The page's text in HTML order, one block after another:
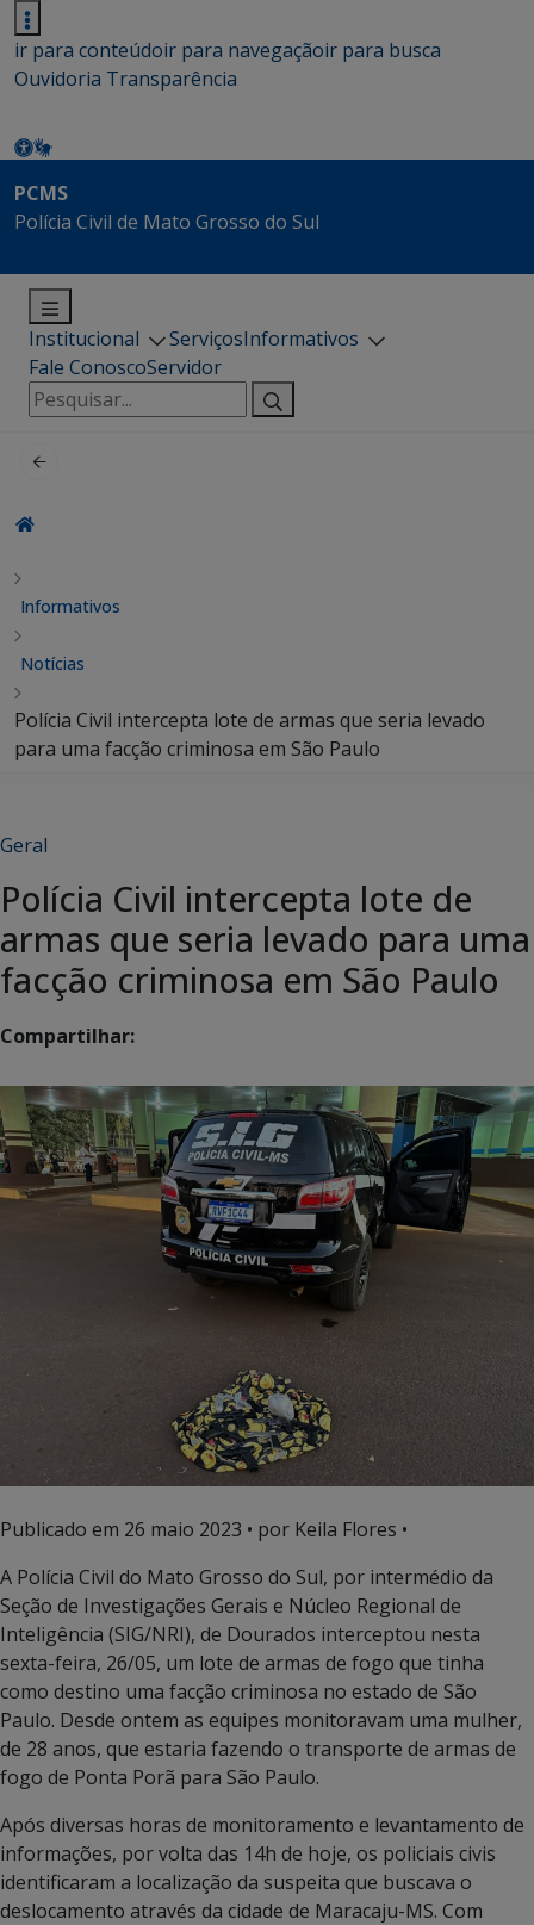
ir para conteúdoir para navegaçãoir para busca
Ouvidoria Transparência
PCMS
Polícia Civil de Mato Grosso do Sul
Institucional ServiçosInformativos
Fale ConoscoServidor
Pesquisar
por:
Informativos
Notícias
Polícia Civil intercepta lote de armas que seria levado
para uma facção criminosa em São Paulo
Geral
Polícia Civil intercepta lote de
armas que seria levado para uma
facção criminosa em São Paulo
Compartilhar:
Publicado em 26 maio 2023 • por Keila Flores •
A Polícia Civil do Mato Grosso do Sul, por intermédio da
Seção de Investigações Gerais e Núcleo Regional de
Inteligência (SIG/NRI), de Dourados interceptou nesta
sexta-feira, 26/05, um lote de armas de fogo que tinha
como destino uma facção criminosa no estado de São
Paulo. Desde ontem as equipes monitoravam uma mulher,
de 28 anos, que estaria fazendo o transporte de armas de
fogo de Ponta Porã para São Paulo.
Após diversas horas de monitoramento e levantamento de
informações, por volta das 14h de hoje, os policiais civis
identificaram a localização da suspeita que buscava o
deslocamento através da cidade de Maracaju-MS. Com